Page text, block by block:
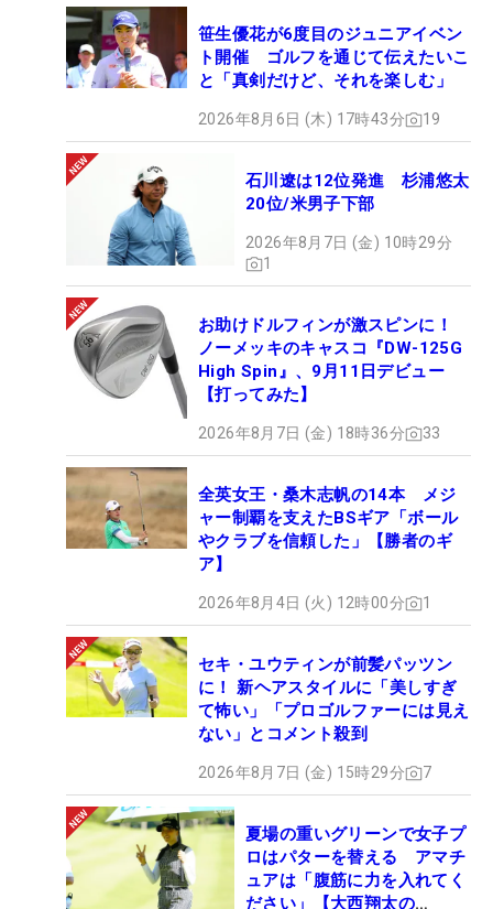
笹生優花が6度目のジュニアイベン
ト開催 ゴルフを通じて伝えたいこ
と「真剣だけど、それを楽しむ」
2026年8月6日 (木) 17時43分 19
石川遼は12位発進 杉浦悠太
20位/米男子下部
2026年8月7日 (金) 10時29分
1
お助けドルフィンが激スピンに！
ノーメッキのキャスコ『DW-125G
High Spin』、9月11日デビュー
【打ってみた】
2026年8月7日 (金) 18時36分 33
全英女王・桑木志帆の14本 メジ
ャー制覇を支えたBSギア「ボール
やクラブを信頼した」【勝者のギ
ア】
2026年8月4日 (火) 12時00分 1
セキ・ユウティンが前髪パッツン
に！ 新ヘアスタイルに「美しすぎ
て怖い」「プロゴルファーには見え
ない」とコメント殺到
2026年8月7日 (金) 15時29分 7
夏場の重いグリーンで女子プ
ロはパターを替える アマチ
ュアは「腹筋に力を入れてく
ださい」【大西翔太の